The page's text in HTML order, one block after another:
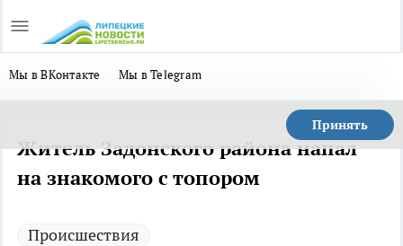
Мы в ВКонтакте Мы в Telegram
Принять
Житель Задонского района напал
на знакомого с топором
Происшествия